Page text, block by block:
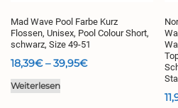
Mad Wave Pool Farbe Kurz
Flossen, Unisex, Pool Colour Short,
schwarz, Size 49-51
18,39€ –39,95€Preisspanne:
Weiterlesen